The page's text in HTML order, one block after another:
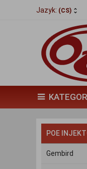
Jazyk: (CS)
POE
Gembird